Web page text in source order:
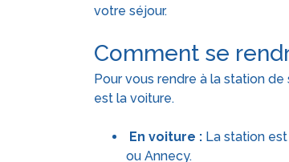
votre séjour.
Comment se
Pour vous rendre à la station
est la voiture.
En voiture : La station
ou Annecy.